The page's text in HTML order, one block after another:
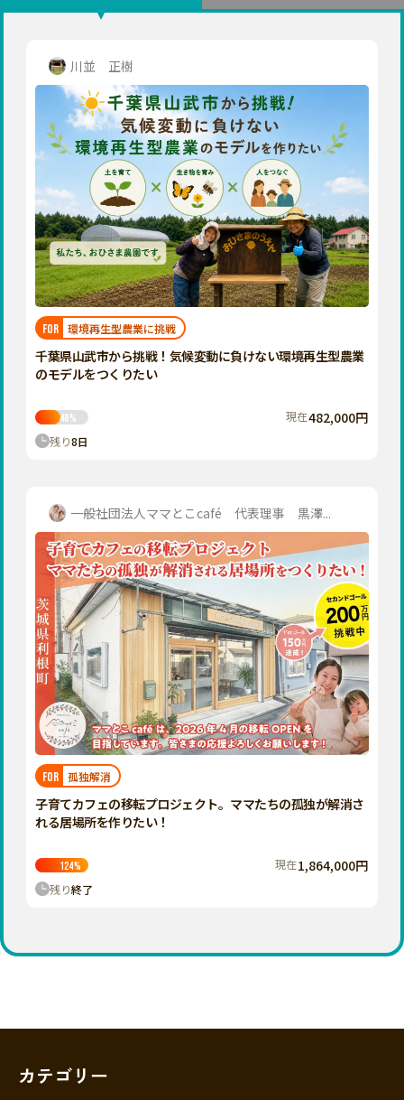
地域からさがす 北海道・東北
北海道
福島
関東
茨城
栃木
群馬
千葉
神奈川
福井
山梨
長野
岐阜
静岡
愛知
近畿
三重
滋賀
大阪
奈良
広島
東京
神奈川
新潟 富山
長野
岐阜 静岡 愛知
三重 滋賀 京都 大阪
兵庫
和歌山
中国
鳥取 島根 岡山 広島 山口
四国
徳島 香川 愛媛 高知
九州・沖縄
福岡 佐賀 長崎
宮崎
鹿児島 沖縄
川並 正樹
FOR 環境再生型農業に挑戦
千葉県山武市から挑戦！気候変動に負けない環境再生型農業
のモデルをつくりたい
48% 現在482,000円
残り8日
一般社団法人ママとこcafé 代表理事 黒澤...
FOR 孤独解消
子育てカフェの移転プロジェクト。ママたちの孤独が解消さ
れる居場所を作りたい！
124% 現在1,864,000円
残り終了
カテゴリー